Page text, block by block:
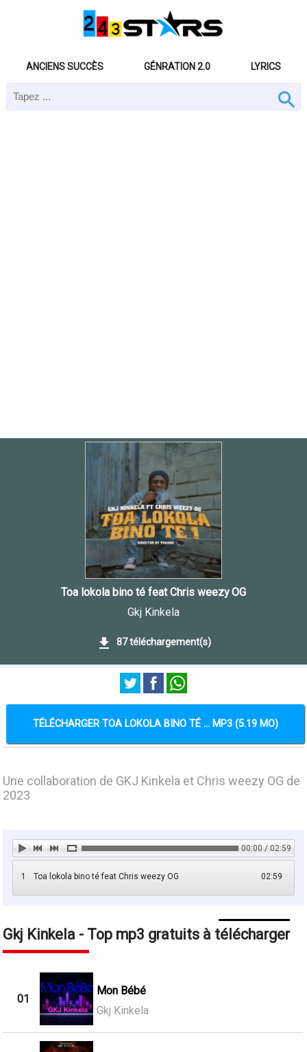
ANCIENS SUCCÈS GÉNRATION 2.0 LYRICS
Toa lokola bino té feat Chris weezy OG
Gkj Kinkela
87 téléchargement(s)
TÉLÉCHARGER TOA LOKOLA BINO TÉ ... MP3 (5.19 MO)
Une collaboration de GKJ Kinkela et Chris weezy OG de
2023
00:00 / 02:59
1 02:59
Toa lokola bino té feat Chris weezy OG
Gkj Kinkela - Top mp3 gratuits à télécharger
01
Mon Bébé
Gkj Kinkela